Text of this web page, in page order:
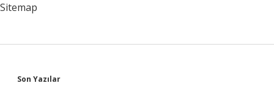
Sitemap
Sidebar
Son Yazılar